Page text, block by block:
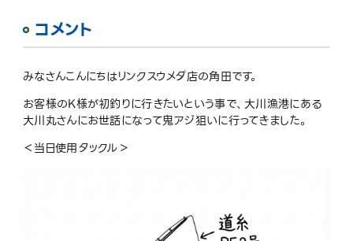
コメント
みなさんこんにちはリンクスウメダ店の角田です。
お客様のK様が初釣りに行きたいという事で、大川漁港にある
大川丸さんにお世話になって鬼アジ狙いに行ってきました。
＜当日使用タックル＞